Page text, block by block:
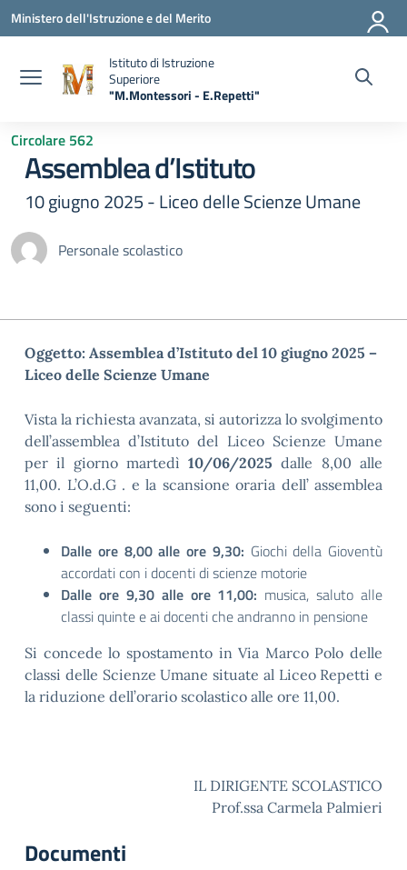
Vai ai contenuti
Vai al menu di navigazione
Vai al footer
Ministero dell'Istruzione e del Merito
Istituto di Istruzione
Superiore
"M.Montessori - E.Repetti"
Circolare 562
Assemblea d’Istituto
10 giugno 2025 - Liceo delle Scienze Umane
Personale scolastico
Oggetto: Assemblea d’Istituto del 10 giugno 2025 –
Liceo delle Scienze Umane
Vista la richiesta avanzata, si autorizza lo svolgimento
dell’assemblea d’Istituto del Liceo Scienze Umane
per il giorno martedì10/06/2025 dalle 8,00 alle
11,00. L’O.d.G . e la scansione oraria dell’ assemblea
sono i seguenti:
Dalle ore 8,00 alle ore 9,30: Giochi della Gioventù
accordati con i docenti di scienze motorie
Dalle ore 9,30 alle ore 11,00: musica, saluto alle
classi quinte e ai docenti che andranno in pensione
Si concede lo spostamento in Via Marco Polo delle
classi delle Scienze Umane situate al Liceo Repetti e
la riduzione dell’orario scolastico alle ore 11,00.
IL DIRIGENTE SCOLASTICO
Prof.ssa Carmela Palmieri
Documenti